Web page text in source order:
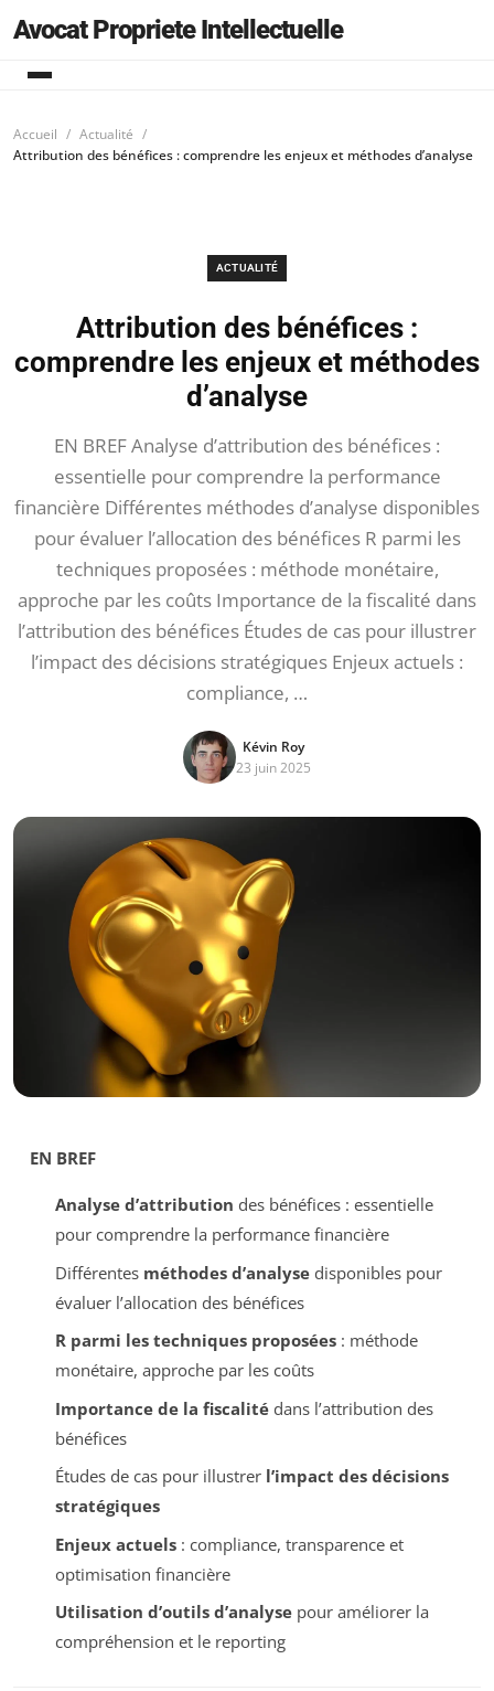
Avocat Propriete Intellectuelle
Accueil
Actualité
Attribution des bénéfices : comprendre les enjeux et méthodes d’analyse
ACTUALITÉ
Attribution des bénéfices :
comprendre les enjeux et méthodes
d’analyse
EN BREF Analyse d’attribution des bénéfices :
essentielle pour comprendre la performance
financière Différentes méthodes d’analyse disponibles
pour évaluer l’allocation des bénéfices R parmi les
techniques proposées : méthode monétaire,
approche par les coûts Importance de la fiscalité dans
l’attribution des bénéfices Études de cas pour illustrer
l’impact des décisions stratégiques Enjeux actuels :
compliance, …
Kévin Roy
23 juin 2025
EN BREF
Analyse d’attribution des bénéfices : essentielle
pour comprendre la performance financière
Différentes méthodes d’analysedisponibles pour
évaluer l’allocation des bénéfices
R parmi les techniques proposées: méthode
monétaire, approche par les coûts
Importance de la fiscalitédans l’attribution des
bénéfices
Études de cas pour illustrer l’impact des décisions
stratégiques
Enjeux actuels: compliance, transparence et
optimisation financière
Utilisation d’outils d’analysepour améliorer la
compréhension et le reporting